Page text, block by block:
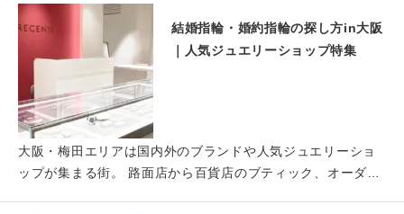
結婚指輪・婚約指輪の探し方in大阪
｜人気ジュエリーショップ特集
大阪・梅田エリアは国内外のブランドや人気ジュエリーショ
ップが集まる街。 路面店から百貨店のブティック、オーダー